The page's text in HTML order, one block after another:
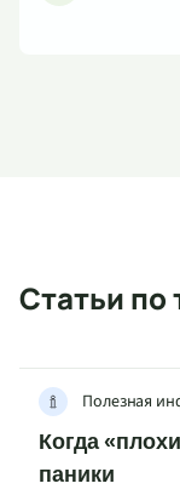
Статьи по
Полезная
Когда
паники